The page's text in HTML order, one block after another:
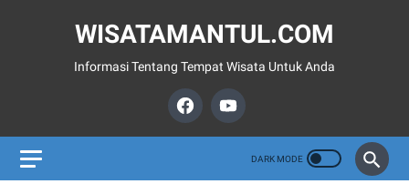
WISATAMANTUL.COM
Informasi Tentang Tempat Wisata Untuk Anda